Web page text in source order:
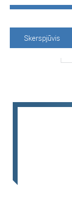
Skerspjūvis